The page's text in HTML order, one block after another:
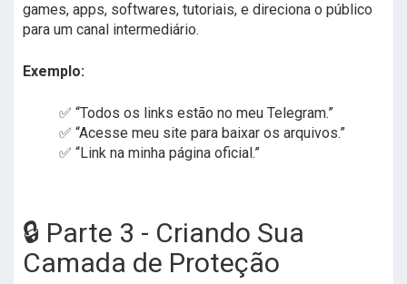
games, apps, softwares, tutoriais, e direciona o público
para um canal intermediário.
Exemplo:
✅ “Todos os links estão no meu Telegram.”
✅ “Acesse meu site para baixar os arquivos.”
✅ “Link na minha página oficial.”
🔒 Parte 3 - Criando Sua
Camada de Proteção